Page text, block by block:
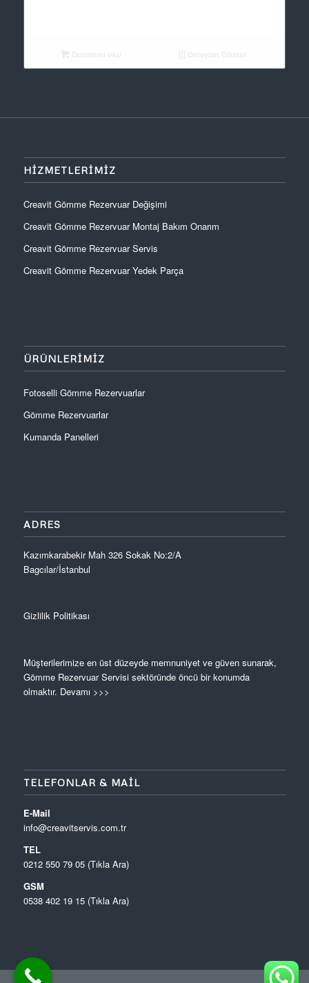
HIZMETLERIMIZ
Creavit Gömme Rezervuar Değişimi
Creavit Gömme Rezervuar Montaj Bakım Onarım
Creavit Gömme Rezervuar Servis
Creavit Gömme Rezervuar Yedek Parça
ÜRÜNLERIMIZ
Fotoselli Gömme Rezervuarlar
Gömme Rezervuarlar
Kumanda Panelleri
ADRES
Kazımkarabekir Mah 326 Sokak No:2/A
Bagcılar/İstanbul
Gizlilik Politikası
Müşterilerimize en üst düzeyde memnuniyet ve güven sunarak,
Gömme Rezervuar Servisi sektöründe öncü bir konumda
olmaktır. Devamı >>>
TELEFONLAR & MAIL
E-Mail
info@creavitservis.com.tr
TEL
0212 550 79 05 (Tıkla Ara)
GSM
0538 402 19 15 (Tıkla Ara)